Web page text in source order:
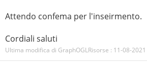
Attendo confema per l'inseirmento.
Cordiali saluti
Ultima modifica di GraphOGLRisorse : 11-08-